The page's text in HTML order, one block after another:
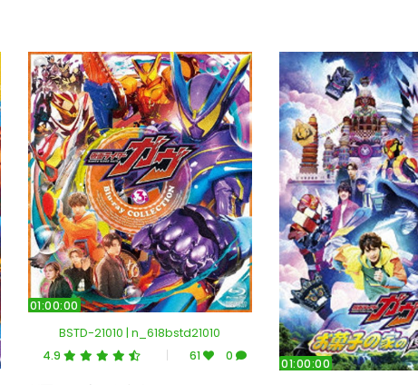
01:00:00
BSTD-21010 | n_618bstd21010
4.9 61 0
01:00:00